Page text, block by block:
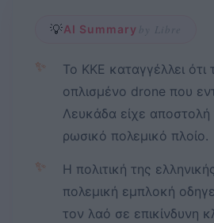
💡AI Summary by Libre
✨
Το ΚΚΕ καταγγέλλει ότι
οπλισμένο drone που
Λευκάδα είχε αποστολή
ρωσικό πολεμικό πλοίο.
✨
Η πολιτική της
πολεμική εμπλοκή
τον λαό σε επικίνδυνη